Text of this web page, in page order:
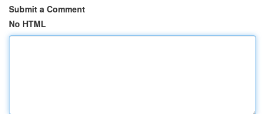
Submit a Comment
No HTML